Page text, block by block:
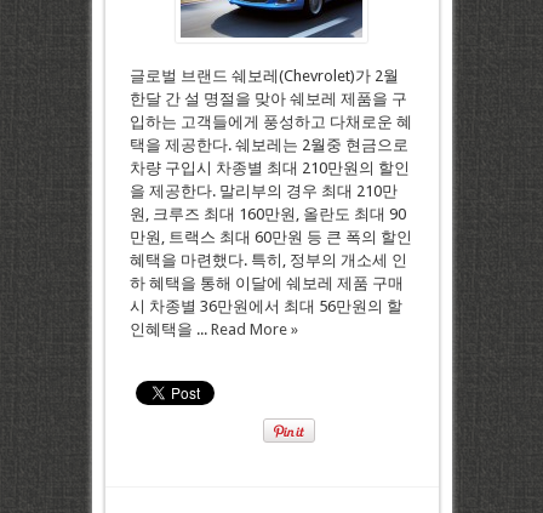
글로벌 브랜드 쉐보레(Chevrolet)가 2월
한달 간 설 명절을 맞아 쉐보레 제품을 구
입하는 고객들에게 풍성하고 다채로운 혜
택을 제공한다. 쉐보레는 2월중 현금으로
차량 구입시 차종별 최대 210만원의 할인
을 제공한다. 말리부의 경우 최대 210만
원, 크루즈 최대 160만원, 올란도 최대 90
만원, 트랙스 최대 60만원 등 큰 폭의 할인
혜택을 마련했다. 특히, 정부의 개소세 인
하 혜택을 통해 이달에 쉐보레 제품 구매
시 차종별 36만원에서 최대 56만원의 할
인혜택을 ... Read More »